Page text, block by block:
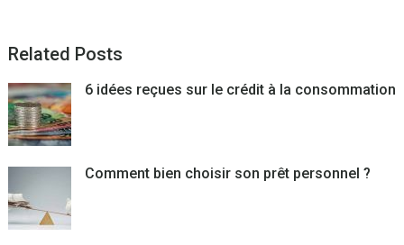
Related Posts
6 idées reçues sur le crédit à la consommation
Comment bien choisir son prêt personnel ?